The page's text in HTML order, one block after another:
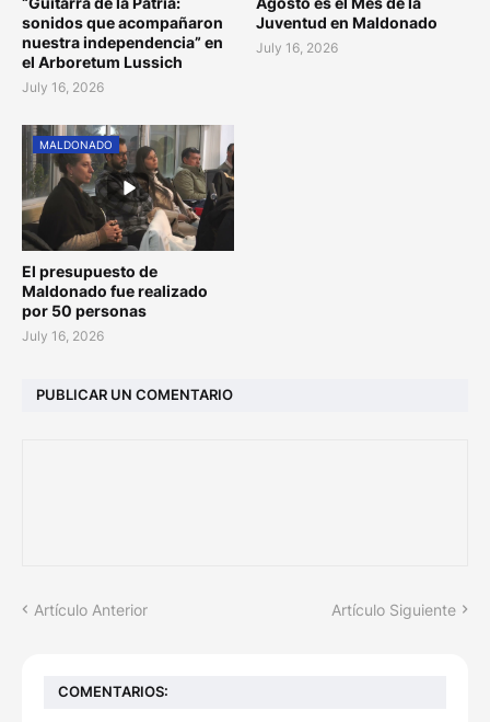
sonidos que acompañaron
nuestra independencia” en
el Arboretum Lussich
July 16, 2026
Juventud en Maldonado
July 16, 2026
MALDONADO
El presupuesto de
Maldonado fue realizado
por 50 personas
July 16, 2026
PUBLICAR UN COMENTARIO
Artículo Anterior Artículo Siguiente
COMENTARIOS: